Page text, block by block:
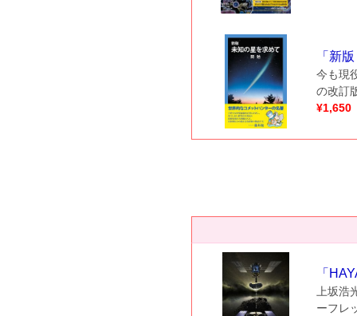
「 新
今も現
の改訂
¥1,650
「
上坂浩
ーフレ